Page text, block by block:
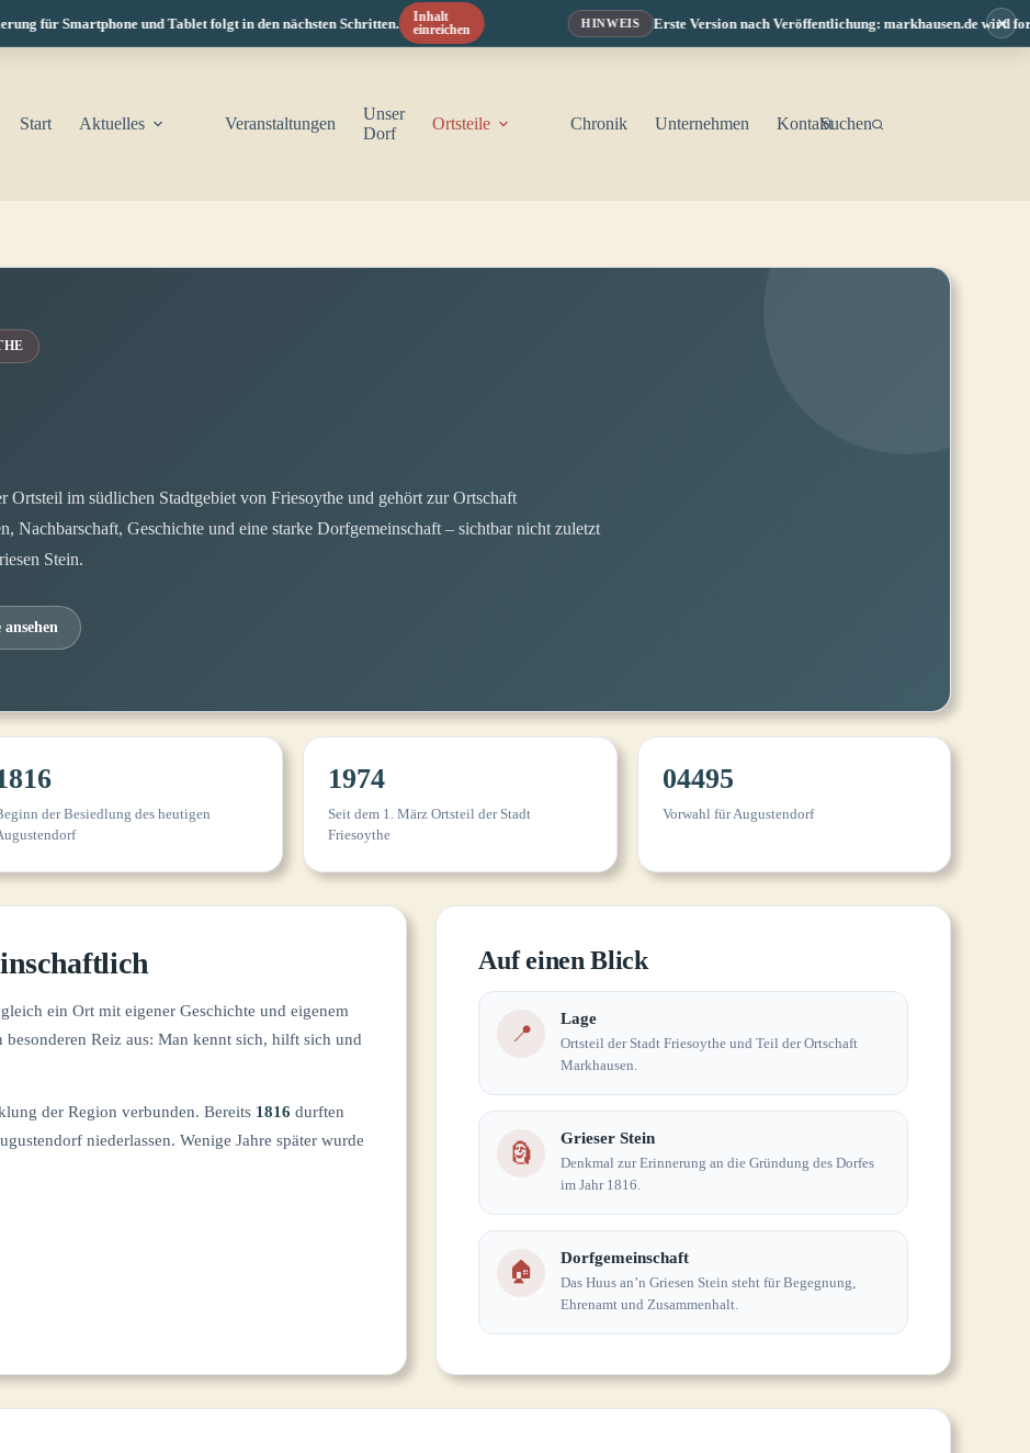
und Tablet folgt in den nächsten Schritten.
Inhalt
einreichen
HINWEIS Erste Version nach Veröffentlichung: markhausen.de wird ×
Start
Aktuelles Veranstaltungen
Unser
Dorf
Ortsteile Chronik Unternehmen KontaktSuchen
Ortsteil im südlichen Stadtgebiet von Friesoythe und gehört zur Ortschaft
Nachbarschaft, Geschichte und eine starke Dorfgemeinschaft – sichtbar nicht zuletzt
Stein.
der Besiedlung des heutigen
1974
Seit dem 1. März Ortsteil der Stadt
Friesoythe
04495
Vorwahl für Augustendorf
ein Ort mit eigener Geschichte und eigenem
Reiz aus: Man kennt sich, hilft sich und
der Region verbunden. Bereits 1816 durften
niederlassen. Wenige Jahre später wurde
Auf einen Blick
📍
Lage
Ortsteil der Stadt Friesoythe und Teil der Ortschaft
Markhausen.
🗿
Grieser Stein
Denkmal zur Erinnerung an die Gründung des Dorfes
im Jahr 1816.
🏠 Dorfgemeinschaft
Das Huus an’n Griesen Stein steht für Begegnung,
Ehrenamt und Zusammenhalt.